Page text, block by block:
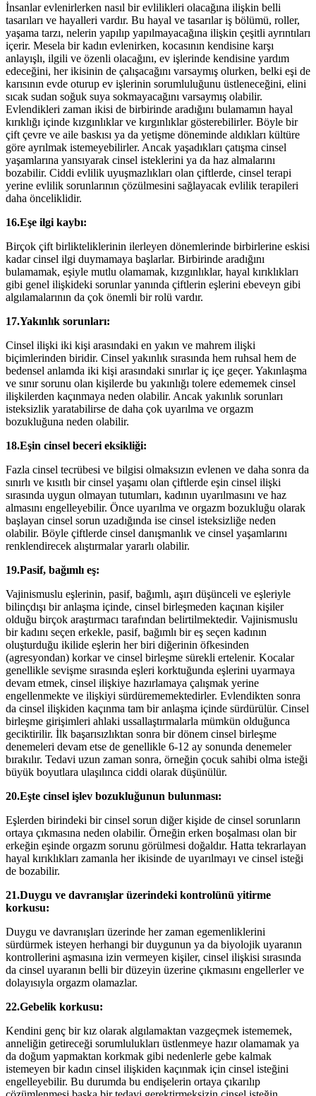
İnsanlar evlenirlerken nasıl bir evlilikleri olacağına ilişkin belli
tasarıları ve hayalleri vardır. Bu hayal ve tasarılar iş bölümü, roller,
yaşama tarzı, nelerin yapılıp yapılmayacağına ilişkin çeşitli ayrıntıları
içerir. Mesela bir kadın evlenirken, kocasının kendisine karşı
anlayışlı, ilgili ve özenli olacağını, ev işlerinde kendisine yardım
edeceğini, her ikisinin de çalışacağını varsaymış olurken, belki eşi de
karısının evde oturup ev işlerinin sorumluluğunu üstleneceğini, elini
sıcak sudan soğuk suya sokmayacağını varsaymış olabilir.
Evlendikleri zaman ikisi de birbirinde aradığını bulamamın hayal
kırıklığı içinde kızgınlıklar ve kırgınlıklar gösterebilirler. Böyle bir
çift çevre ve aile baskısı ya da yetişme döneminde aldıkları kültüre
göre ayrılmak istemeyebilirler. Ancak yaşadıkları çatışma cinsel
yaşamlarına yansıyarak cinsel isteklerini ya da haz almalarını
bozabilir. Ciddi evlilik uyuşmazlıkları olan çiftlerde, cinsel terapi
yerine evlilik sorunlarının çözülmesini sağlayacak evlilik terapileri
daha önceliklidir.
16.Eşe ilgi kaybı:
Birçok çift birlikteliklerinin ilerleyen dönemlerinde birbirlerine eskisi
kadar cinsel ilgi duymamaya başlarlar. Birbirinde aradığını
bulamamak, eşiyle mutlu olamamak, kızgınlıklar, hayal kırıklıkları
gibi genel ilişkideki sorunlar yanında çiftlerin eşlerini ebeveyn gibi
algılamalarının da çok önemli bir rolü vardır.
17.Yakınlık sorunları:
Cinsel ilişki iki kişi arasındaki en yakın ve mahrem ilişki
biçimlerinden biridir. Cinsel yakınlık sırasında hem ruhsal hem de
bedensel anlamda iki kişi arasındaki sınırlar iç içe geçer. Yakınlaşma
ve sınır sorunu olan kişilerde bu yakınlığı tolere edememek cinsel
ilişkilerden kaçınmaya neden olabilir. Ancak yakınlık sorunları
isteksizlik yaratabilirse de daha çok uyarılma ve orgazm
bozukluğuna neden olabilir.
18.Eşin cinsel beceri eksikliği:
Fazla cinsel tecrübesi ve bilgisi olmaksızın evlenen ve daha sonra da
sınırlı ve kısıtlı bir cinsel yaşamı olan çiftlerde eşin cinsel ilişki
sırasında uygun olmayan tutumları, kadının uyarılmasını ve haz
almasını engelleyebilir. Önce uyarılma ve orgazm bozukluğu olarak
başlayan cinsel sorun uzadığında ise cinsel isteksizliğe neden
olabilir. Böyle çiftlerde cinsel danışmanlık ve cinsel yaşamlarını
renklendirecek alıştırmalar yararlı olabilir.
19.Pasif, bağımlı eş:
Vajinismuslu eşlerinin, pasif, bağımlı, aşırı düşünceli ve eşleriyle
bilinçdışı bir anlaşma içinde, cinsel birleşmeden kaçınan kişiler
olduğu birçok araştırmacı tarafından belirtilmektedir. Vajinismuslu
bir kadını seçen erkekle, pasif, bağımlı bir eş seçen kadının
oluşturduğu ikilide eşlerin her biri diğerinin öfkesinden
(agresyondan) korkar ve cinsel birleşme sürekli ertelenir. Kocalar
genellikle sevişme sırasında eşleri korktuğunda eşlerini uyarmaya
devam etmek, cinsel ilişkiye hazırlamaya çalışmak yerine
engellenmekte ve ilişkiyi sürdürememektedirler. Evlendikten sonra
da cinsel ilişkiden kaçınma tam bir anlaşma içinde sürdürülür. Cinsel
birleşme girişimleri ahlaki ussallaştırmalarla mümkün olduğunca
geciktirilir. İlk başarısızlıktan sonra bir dönem cinsel birleşme
denemeleri devam etse de genellikle 6-12 ay sonunda denemeler
bırakılır. Tedavi uzun zaman sonra, örneğin çocuk sahibi olma isteği
büyük boyutlara ulaşılınca ciddi olarak düşünülür.
20.Eşte cinsel işlev bozukluğunun bulunması:
Eşlerden birindeki bir cinsel sorun diğer kişide de cinsel sorunların
ortaya çıkmasına neden olabilir. Örneğin erken boşalması olan bir
erkeğin eşinde orgazm sorunu görülmesi doğaldır. Hatta tekrarlayan
hayal kırıklıkları zamanla her ikisinde de uyarılmayı ve cinsel isteği
de bozabilir.
21.Duygu ve davranışlar üzerindeki kontrolünü yitirme
korkusu:
Duygu ve davranışları üzerinde her zaman egemenliklerini
sürdürmek isteyen herhangi bir duygunun ya da biyolojik uyaranın
kontrollerini aşmasına izin vermeyen kişiler, cinsel ilişkisi sırasında
da cinsel uyaranın belli bir düzeyin üzerine çıkmasını engellerler ve
dolayısıyla orgazm olamazlar.
22.Gebelik korkusu:
Kendini genç bir kız olarak algılamaktan vazgeçmek istememek,
anneliğin getireceği sorumlulukları üstlenmeye hazır olamamak ya
da doğum yapmaktan korkmak gibi nedenlerle gebe kalmak
istemeyen bir kadın cinsel ilişkiden kaçınmak için cinsel isteğini
engelleyebilir. Bu durumda bu endişelerin ortaya çıkarılıp